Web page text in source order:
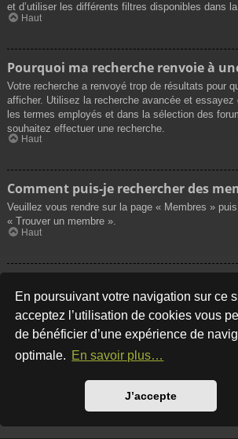
En poursuivant votre navigation sur ce
acceptez l’utilisation de cookies vous
de bénéficier d’une expérience de
optimale. En savoir plus…
J’accepte
et d’utiliser les différents filtres disponibles dans
Haut
Pourquoi ma recherche renvoie à
Votre recherche a renvoyé trop de résultats pour
afficher. Utilisez la recherche avancée et essayez
les termes employés et dans la sélection des
souhaitez effectuer une recherche.
Haut
Comment puis-je rechercher des
Veuillez vous rendre sur la page « Membres »
« Trouver un membre ».
Haut
Comment puis-je retrouver mes
sujets ?
Vos propres messages peuvent être affichés soit
« Afficher vos messages » dans le panneau de
soit en cliquant sur le lien « Rechercher les
sur la page de votre propre profil ou soit en
« Raccourcis » situé sur la partie supérieure du
recherche de vos propres sujets, utilisez la
remplissez convenablement les options qui vous